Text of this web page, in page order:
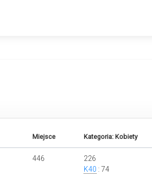
Miejsce Kategoria: Kobiety
446
226
K40 : 74